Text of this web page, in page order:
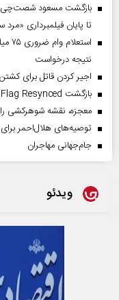
بازگشت مسعود شصت‌چی با
تا پایان فیلمبرداری «مرد
نتیجه درخواست
اجیر کردن قاتل برای
بازگشت Black Flag Resynced خبری جذاب برای دوستداران بازی
معجزه، نقشه شوهرکشی
توصیه‌های هلال‌احمر
جام‌جهانی مهاجران
ویدئو